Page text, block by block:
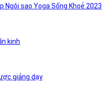
Ngôi sao Yoga Sống Khoẻ 2023
kinh
giảng dạy